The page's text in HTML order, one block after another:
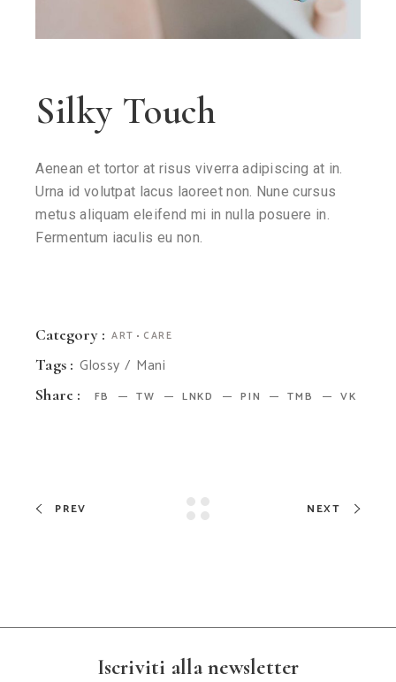
Silky Touch
Aenean et tortor at risus viverra adipiscing at in.
Urna id volutpat lacus laoreet non. Nune cursus
metus aliquam eleifend mi in nulla posuere in.
Fermentum iaculis eu non.
Category : ART CARE
Tags : Glossy Mani
Share : FB TW LNKD PIN TMB VK
PREV NEXT
Iscriviti alla newsletter